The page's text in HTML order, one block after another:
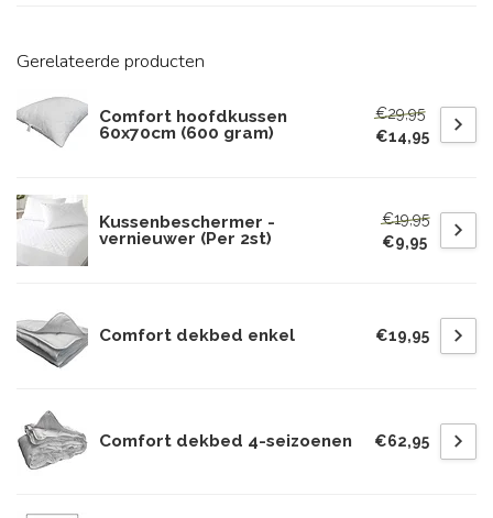
Gerelateerde producten
Comfort hoofdkussen
60x70cm (600 gram)
€29,95
€14,95
Kussenbeschermer -
vernieuwer (Per 2st)
€19,95
€9,95
Comfort dekbed enkel €19,95
Comfort dekbed 4-seizoenen €62,95